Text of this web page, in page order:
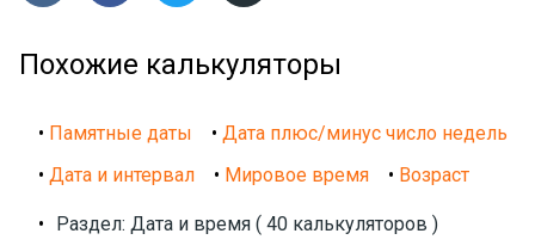
Похожие калькуляторы
• Памятные даты • Дата плюс/минус число недель
• Дата и интервал • Мировое время • Возраст
• Раздел: Дата и время ( 40 калькуляторов )